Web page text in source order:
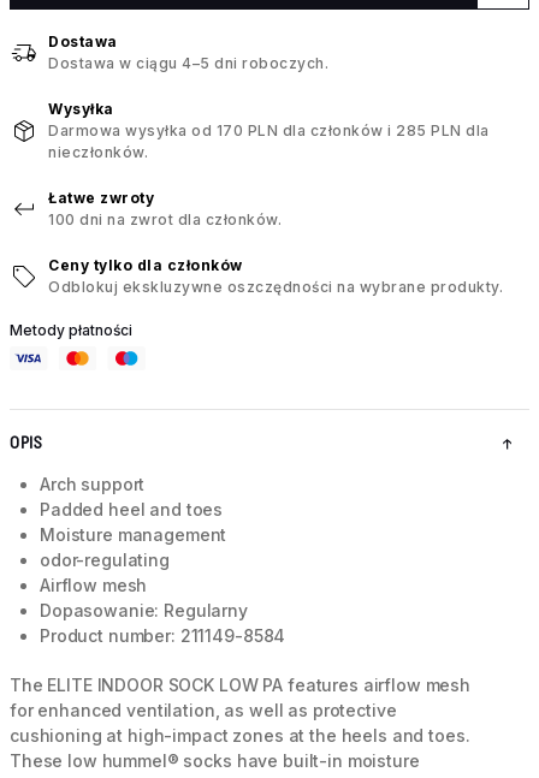
Dostawa
Dostawa w ciągu 4–5 dni roboczych.
Wysyłka
Darmowa wysyłka od 170 PLN dla członków i 285 PLN dla
nieczłonków.
Łatwe zwroty
100 dni na zwrot dla członków.
Ceny tylko dla członków
Odblokuj ekskluzywne oszczędności na wybrane produkty.
Metody płatności
OPIS
Arch support
Padded heel and toes
Moisture management
odor-regulating
Airflow mesh
Dopasowanie: Regularny
Product number: 211149-8584
The ELITE INDOOR SOCK LOW PA features airflow mesh
for enhanced ventilation, as well as protective
cushioning at high-impact zones at the heels and toes.
These low hummel® socks have built-in moisture